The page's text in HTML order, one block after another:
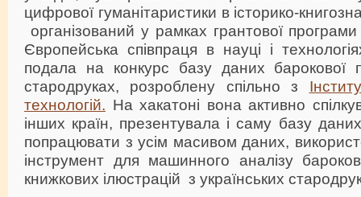
цифрової гуманітаристики в історико-
організований у рамках грантової
Європейська співпраця в науці і
подала на конкурс базу даних барокової
стародруках, розроблену спільно з
технологій. На хакатоні вона активно
інших країн, презентувала і саму базу
попрацювати з усім масивом даних,
інструмент для машинного аналізу
книжкових ілюстрацій з українських